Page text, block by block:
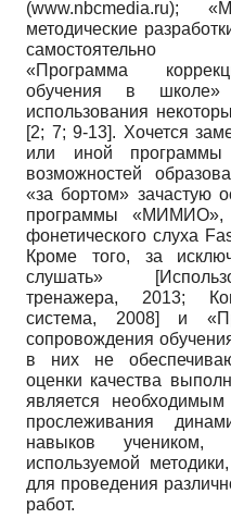
методические
самостоятельно
«Программа
обучения в школе»
использования
[2; 7; 9-13]. Хочется
или иной программы
возможностей
«за бортом» зачастую
программы «МИМИО»,
фонетического слуха
Кроме того, за
слушать»
[
тренажера, 2013;
система, 2008] и
сопровождения
в них не
оценки качества
является
прослеживания
навыков учеником,
используемой
для проведения
работ.